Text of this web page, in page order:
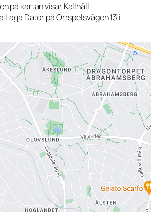
på kartan visar Kallhäll
Laga Dator på Orrspelsvägen 13 i